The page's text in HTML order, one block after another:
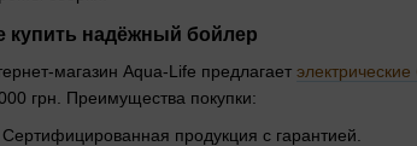
купить надёжный бойлер
магазин Aqua-Life предлагает
грн. Преимущества покупки:
Сертифицированная продукция с гарантией.